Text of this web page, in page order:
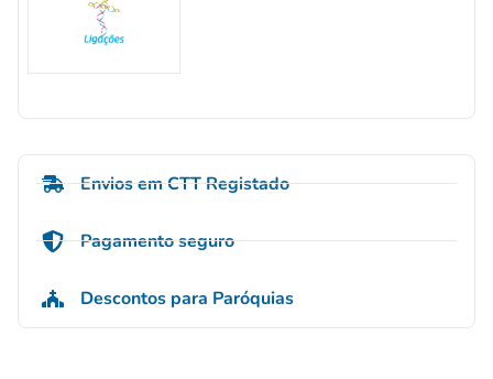
Envios em CTT Registado
Pagamento seguro
Descontos para Paróquias